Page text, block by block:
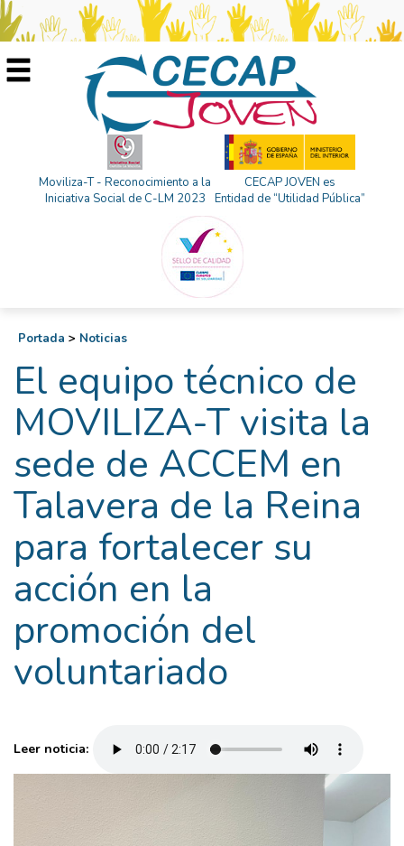
Moviliza-T - Reconocimiento a la
Iniciativa Social de C-LM 2023
CECAP JOVEN es
Entidad de “Utilidad Pública”
Portada > Noticias
El equipo técnico de
MOVILIZA-T visita la
sede de ACCEM en
Talavera de la Reina
para fortalecer su
acción en la
promoción del
voluntariado
Leer noticia: